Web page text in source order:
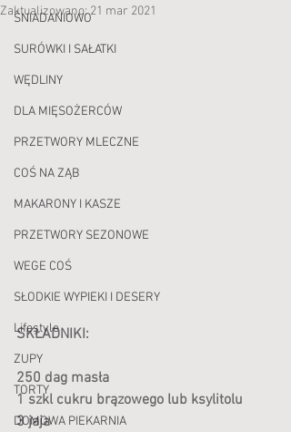
ŚNIADANIOWO
SURÓWKI I SAŁATKI
WĘDLINY
DLA MIĘSOŻERCÓW
PRZETWORY MLECZNE
COŚ NA ZĄB
MAKARONY I KASZE
PRZETWORY SEZONOWE
WEGE COŚ
SŁODKIE WYPIEKI I DESERY
Lifestyle
ZUPY
TORTY
DOMOWA PIEKARNIA
Zaktualizowano:21 mar 2021
SKŁADNIKI:
250 dag masła
1 szkl cukru brązowego lub ksylitolu
3 jaja